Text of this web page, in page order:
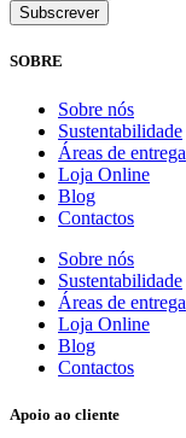
Subscrever
SOBRE
Sobre nós
Sustentabilidade
Áreas de entrega
Loja Online
Blog
Contactos
Sobre nós
Sustentabilidade
Áreas de entrega
Loja Online
Blog
Contactos
Apoio ao cliente